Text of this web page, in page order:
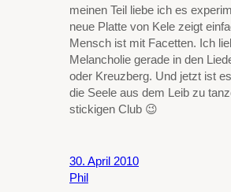
meinen Teil liebe ich es
neue Platte von Kele zeigt
Mensch ist mit Facetten. Ich
Melancholie gerade in den
oder Kreuzberg. Und jetzt ist
die Seele aus dem Leib zu
stickigen Club 😉
30. April 2010
Phil